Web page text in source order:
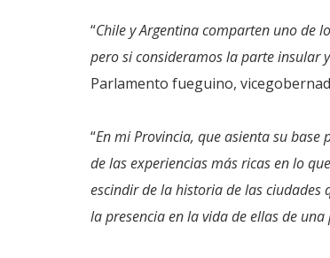
“Chile y Argentina comparten uno de
pero si consideramos la parte insular
Parlamento fueguino,
“En mi Provincia, que asienta su
de las experiencias más ricas en lo
escindir de la historia de las ciudades
la presencia en la vida de ellas de